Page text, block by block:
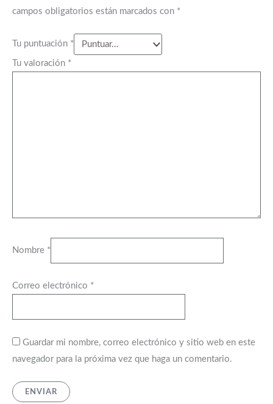
campos obligatorios están marcados con *
Tu puntuación *
Tu valoración *
Nombre *
Correo electrónico *
Guardar mi nombre, correo electrónico y sitio web en este
navegador para la próxima vez que haga un comentario.